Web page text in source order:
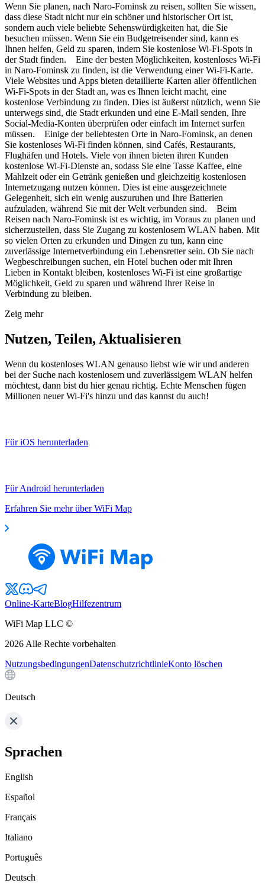
Wenn Sie planen, nach Naro-Fominsk zu reisen, sollten Sie wissen,
dass diese Stadt nicht nur ein schöner und historischer Ort ist,
sondern auch viele beliebte Sehenswürdigkeiten hat, die Sie
besuchen müssen. Wenn Sie ein Budgetreisender sind, kann es
Ihnen helfen, Geld zu sparen, indem Sie kostenlose Wi-Fi-Spots in
der Stadt finden. Eine der besten Möglichkeiten, kostenloses Wi-Fi
in Naro-Fominsk zu finden, ist die Verwendung einer Wi-Fi-Karte.
Viele Websites und Apps bieten detaillierte Karten aller öffentlichen
Wi-Fi-Spots in der Stadt an, was es Ihnen leicht macht, eine
kostenlose Verbindung zu finden. Dies ist äußerst nützlich, wenn Sie
unterwegs sind, die Stadt erkunden und eine E-Mail senden, Ihre
Social-Media-Konten überprüfen oder einfach im Internet surfen
müssen. Einige der beliebtesten Orte in Naro-Fominsk, an denen
Sie kostenloses Wi-Fi finden können, sind Cafés, Restaurants,
Flughäfen und Hotels. Viele von ihnen bieten ihren Kunden
kostenlose Wi-Fi-Dienste an, sodass Sie eine Tasse Kaffee, eine
Mahlzeit oder ein Getränk genießen und gleichzeitig kostenlosen
Internetzugang nutzen können. Dies ist eine ausgezeichnete
Gelegenheit, sich ein wenig auszuruhen und Ihre Batterien
aufzuladen, während Sie mit der Welt verbunden sind. Beim
Reisen nach Naro-Fominsk ist es wichtig, im Voraus zu planen und
sicherzustellen, dass Sie Zugang zu kostenlosem WLAN haben. Mit
so vielen Orten zu erkunden und Dingen zu tun, kann eine
zuverlässige Internetverbindung ein Lebensretter sein. Ob Sie nach
Wegbeschreibungen suchen, ein Hotel buchen oder mit Ihren
Lieben in Kontakt bleiben, kostenloses Wi-Fi ist eine großartige
Möglichkeit, Geld zu sparen und während Ihrer Reise in
Verbindung zu bleiben.
Zeig mehr
Nutzen, Teilen, Aktualisieren
Wenn du kostenloses WLAN genauso liebst wie wir und anderen
bei der Suche nach kostenlosem und zuverlässigem WLAN helfen
möchtest, dann bist du hier genau richtig. Echte Menschen fügen
Millionen neuer Wi-Fi's hinzu und das kannst du auch!
Für iOS herunterladen
Für Android herunterladen
Erfahren Sie mehr über WiFi Map
Online-KarteBlogHilfezentrum
WiFi Map LLC ©
2026 Alle Rechte vorbehalten
NutzungsbedingungenDatenschutzrichtlinieKonto löschen
Deutsch
Sprachen
English
Español
Français
Italiano
Português
Deutsch